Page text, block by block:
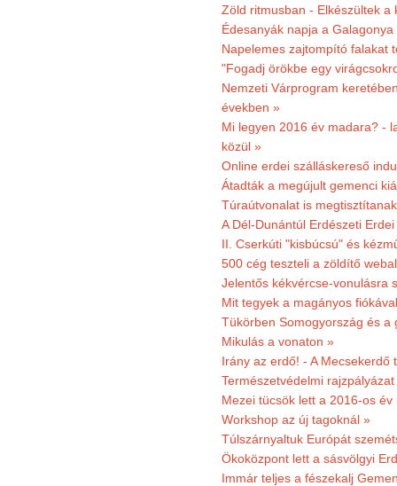
Zöld ritmusban - Elkészültek
Édesanyák napja a
Napelemes zajtompító falakat
"Fogadj örökbe egy
Nemzeti Várprogram
években »
Mi legyen 2016 év madara? -
közül »
Online erdei szálláskereső
Átadták a megújult gemenci
Túraútvonalat is
A Dél-Dunántúl Erdészeti
II. Cserkúti "kisbúcsú" és
500 cég teszteli a zöldítő
Jelentős kékvércse-vonulásra
Mit tegyek a magányos
Tükörben Somogyország és a
Mikulás a vonaton »
Irány az erdő! - A
Természetvédelmi
Mezei tücsök lett a 2016-os év
Workshop az új tagoknál »
Túlszárnyaltuk Európát
Ökoközpont lett a sásvölgyi
Immár teljes a fészekalj